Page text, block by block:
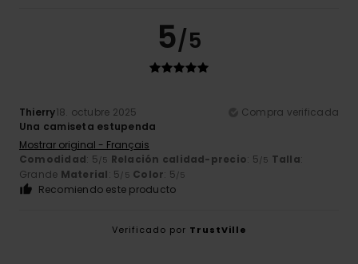
5/5
Thierry18. octubre 2025
Compra verificada
Una camiseta estupenda
Mostrar original - Français
Comodidad: 5/5 Relación calidad-precio: 5/5 Talla:
Grande Material: 5/5 Color: 5/5
Recomiendo este producto
Verificado por TrustVille